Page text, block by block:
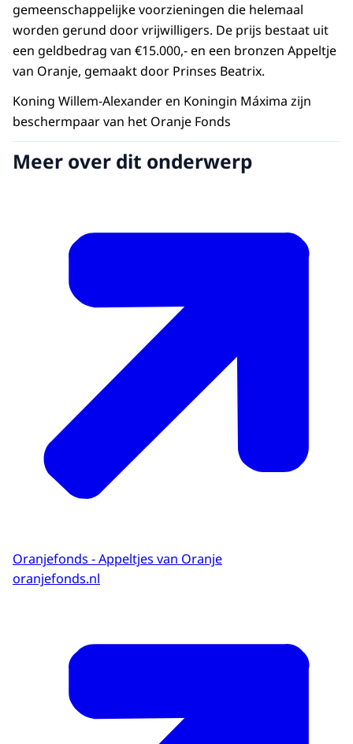
gemeenschappelijke voorzieningen die helemaal
worden gerund door vrijwilligers. De prijs bestaat uit
een geldbedrag van €15.000,- en een bronzen Appeltje
van Oranje, gemaakt door Prinses Beatrix.
Koning Willem-Alexander en Koningin Máxima zijn
beschermpaar van het Oranje Fonds
Meer over dit onderwerp
Oranjefonds - Appeltjes van Oranje
oranjefonds.nl